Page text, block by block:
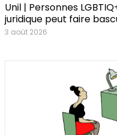
Unil | Personnes
juridique peut faire
3 août 2026